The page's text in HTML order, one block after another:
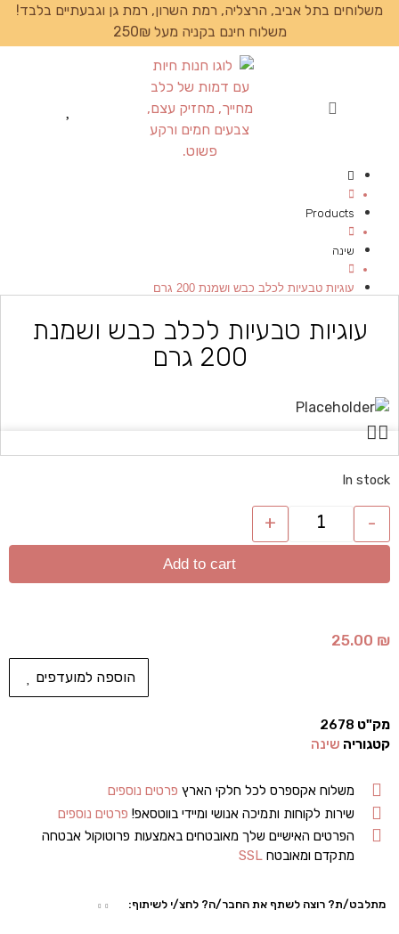
משלוחים בתל אביב, הרצליה, רמת השרון, רמת גן וגבעתיים בלבד!
משלוח חינם בקניה מעל 250₪
Products
שינה
עוגיות טבעיות לכלב כבש ושמנת 200 גרם
עוגיות טבעיות לכלב כבש ושמנת
200 גרם
In stock
-
+
Add to cart
25.00 ₪
הוספה למועדפים
מק"ט 2678
קטגוריה שינה
משלוח אקספרס לכל חלקי הארץ פרטים נוספים
שירות לקוחות ותמיכה אנושי ומיידי בווטסאפ! פרטים נוספים
הפרטים האישיים שלך מאובטחים באמצעות פרוטוקול אבטחה
מתקדם ומאובטחSSL
מתלבט/ת? רוצה לשתף את החבר/ה? לחצ/י לשיתוף: